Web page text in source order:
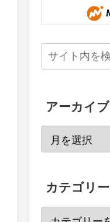
アーカイブ
カテゴリー